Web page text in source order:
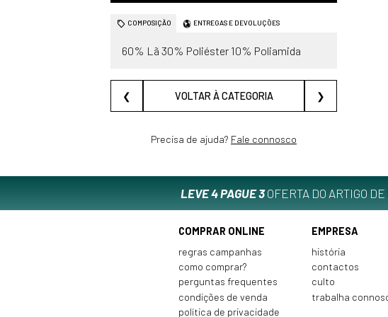
COMPOSIÇÃO ENTREGAS E DEVOLUÇÕES
60% Lã 30% Poliéster 10% Poliamida
❮ VOLTAR À CATEGORIA ❯
Precisa de ajuda? Fale connosco
LEVE 4 PAGUE 3OFERTA DO ARTIGO
COMPRAR ONLINE
regras campanhas
como comprar?
perguntas frequentes
condições de venda
política de privacidade
EMPRESA
história
contactos
culto
trabalha